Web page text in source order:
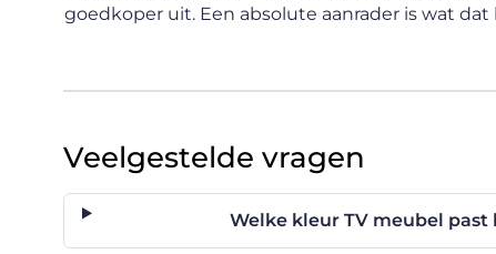
goedkoper uit. Een absolute aanrader is wat
Veelgestelde vragen
Welke kleur TV meubel